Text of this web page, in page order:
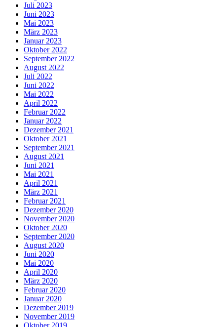
Juli 2023
Juni 2023
Mai 2023
März 2023
Januar 2023
Oktober 2022
September 2022
August 2022
Juli 2022
Juni 2022
Mai 2022
April 2022
Februar 2022
Januar 2022
Dezember 2021
Oktober 2021
September 2021
August 2021
Juni 2021
Mai 2021
April 2021
März 2021
Februar 2021
Dezember 2020
November 2020
Oktober 2020
September 2020
August 2020
Juni 2020
Mai 2020
April 2020
März 2020
Februar 2020
Januar 2020
Dezember 2019
November 2019
Oktober 2019